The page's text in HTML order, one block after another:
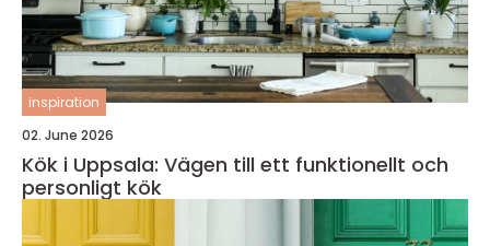
inspiration
02. June 2026
Kök i Uppsala: Vägen till ett funktionellt och
personligt kök